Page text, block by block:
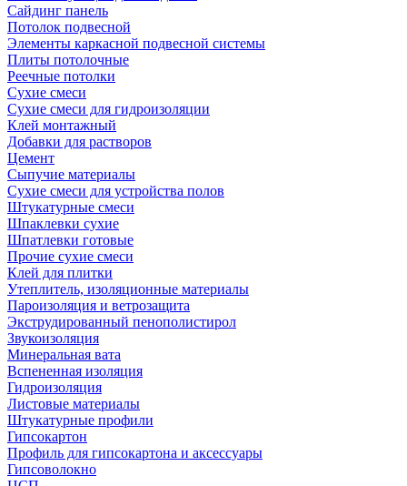
Сайдинг панель
Потолок подвесной
Элементы каркасной подвесной системы
Плиты потолочные
Реечные потолки
Сухие смеси
Сухие смеси для гидроизоляции
Клей монтажный
Добавки для растворов
Цемент
Сыпучие материалы
Сухие смеси для устройства полов
Штукатурные смеси
Шпаклевки сухие
Шпатлевки готовые
Прочие сухие смеси
Клей для плитки
Утеплитель, изоляционные материалы
Пароизоляция и ветрозащита
Экструдированный пенополистирол
Звукоизоляция
Минеральная вата
Вспененная изоляция
Гидроизоляция
Листовые материалы
Штукатурные профили
Гипсокартон
Профиль для гипсокартона и аксессуары
Гипсоволокно